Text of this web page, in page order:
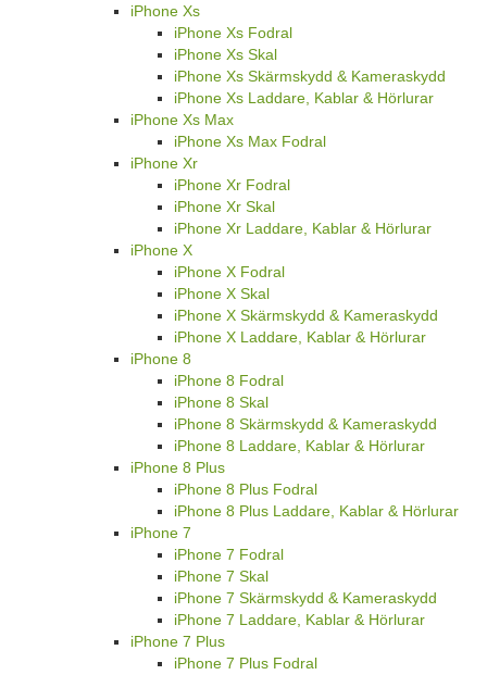
iPhone Xs
iPhone Xs Fodral
iPhone Xs Skal
iPhone Xs Skärmskydd & Kameraskydd
iPhone Xs Laddare, Kablar & Hörlurar
iPhone Xs Max
iPhone Xs Max Fodral
iPhone Xr
iPhone Xr Fodral
iPhone Xr Skal
iPhone Xr Laddare, Kablar & Hörlurar
iPhone X
iPhone X Fodral
iPhone X Skal
iPhone X Skärmskydd & Kameraskydd
iPhone X Laddare, Kablar & Hörlurar
iPhone 8
iPhone 8 Fodral
iPhone 8 Skal
iPhone 8 Skärmskydd & Kameraskydd
iPhone 8 Laddare, Kablar & Hörlurar
iPhone 8 Plus
iPhone 8 Plus Fodral
iPhone 8 Plus Laddare, Kablar & Hörlurar
iPhone 7
iPhone 7 Fodral
iPhone 7 Skal
iPhone 7 Skärmskydd & Kameraskydd
iPhone 7 Laddare, Kablar & Hörlurar
iPhone 7 Plus
iPhone 7 Plus Fodral